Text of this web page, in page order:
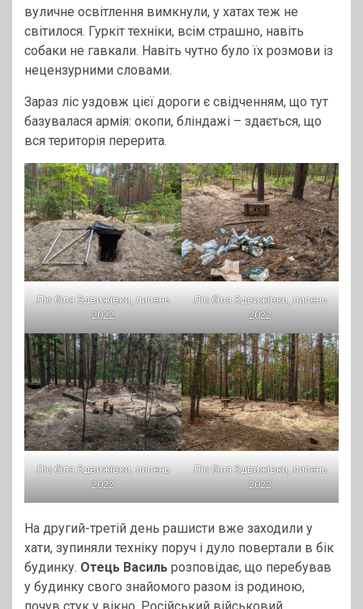
вуличне освітлення вимкнули, у хатах теж не
світилося. Гуркіт техніки, всім страшно, навіть
собаки не гавкали. Навіть чутно було їх розмови із
нецензурними словами.
Зараз ліс уздовж цієї дороги є свідченням, що тут
базувалася армія: окопи, бліндажі – здається, що
вся територія перерита.
Ліс біля Здвижівки, липень
2022
Ліс біля Здвижівки, липень
2022
Ліс біля Здвижівки, липень
2022
Ліс біля Здвижівки, липень
2022
На другий-третій день рашисти вже заходили у
хати, зупиняли техніку поруч і дуло повертали в бік
будинку. Отець Василь розповідає, що перебував
у будинку свого знайомого разом із родиною,